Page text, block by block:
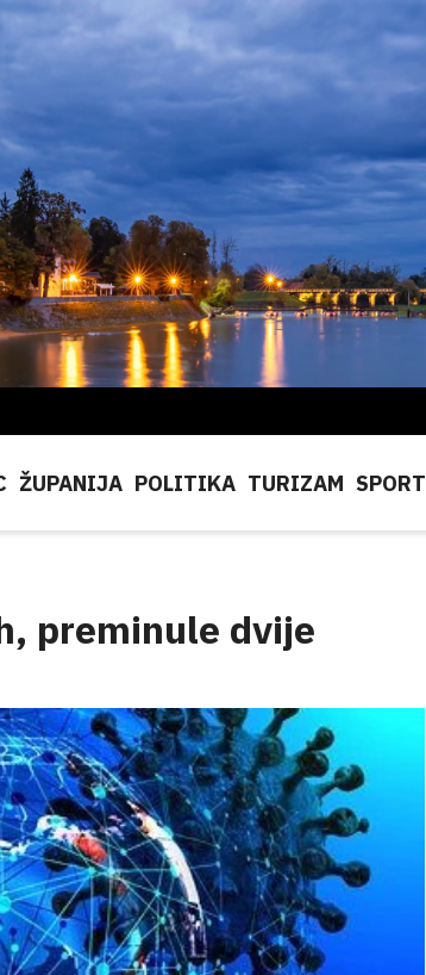
ŽUPANIJA POLITIKA TURIZAM SPORT
preminule dvije